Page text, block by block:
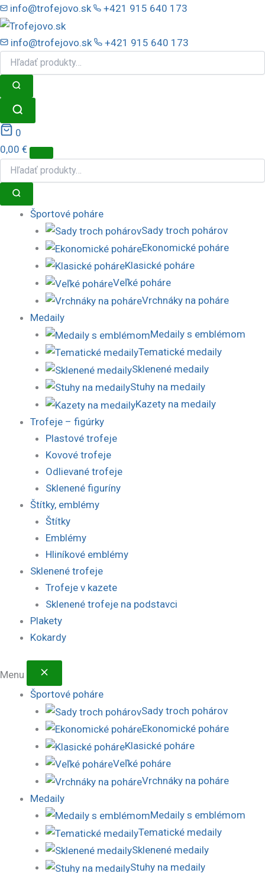
Preskočiť
na
obsah
info@trofejovo.sk +421 915 640 173
info@trofejovo.sk +421 915 640 173
0
0,00 €
Športové poháre
Sady troch pohárov
Ekonomické poháre
Klasické poháre
Veľké poháre
Vrchnáky na poháre
Medaily
Medaily s emblémom
Tematické medaily
Sklenené medaily
Stuhy na medaily
Kazety na medaily
Trofeje – figúrky
Plastové trofeje
Kovové trofeje
Odlievané trofeje
Sklenené figuríny
Štítky, emblémy
Štítky
Emblémy
Hliníkové emblémy
Sklenené trofeje
Trofeje v kazete
Sklenené trofeje na podstavci
Plakety
Kokardy
Menu
Športové poháre
Sady troch pohárov
Ekonomické poháre
Klasické poháre
Veľké poháre
Vrchnáky na poháre
Medaily
Medaily s emblémom
Tematické medaily
Sklenené medaily
Stuhy na medaily